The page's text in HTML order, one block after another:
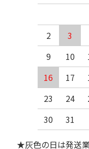
2
3
9
10
16
17
23
24
30
31
★灰色の日は発送